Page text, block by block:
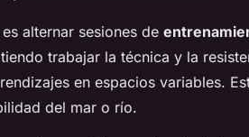
alternar sesiones de
trabajar la técnica y la
en espacios variables.
del mar o río.